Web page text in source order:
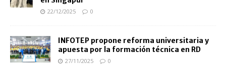
22/12/2025 0
INFOTEP propone reforma universitaria y
apuesta por la formación técnica en RD
27/11/2025 0